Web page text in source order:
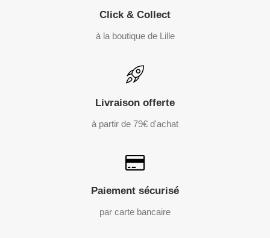
Click & Collect
à la boutique de Lille
Livraison offerte
à partir de 79€ d'achat
Paiement sécurisé
par carte bancaire